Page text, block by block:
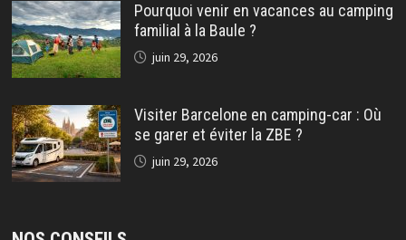
Pourquoi venir en vacances au camping
familial à la Baule ?
juin 29, 2026
Visiter Barcelone en camping-car : Où
se garer et éviter la ZBE ?
juin 29, 2026